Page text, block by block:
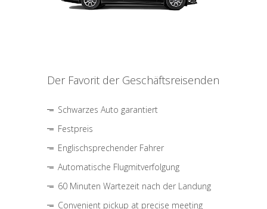
Der Favorit der Geschäftsreisenden
Schwarzes Auto garantiert
Festpreis
Englischsprechender Fahrer
Automatische Flugmitverfolgung
60 Minuten Wartezeit nach der Landung
Convenient pickup at precise meeting